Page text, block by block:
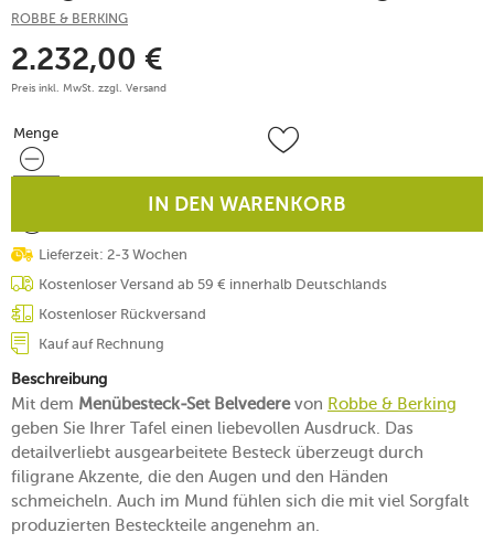
ROBBE & BERKING
2.232,00 €
Preis inkl. MwSt. zzgl. Versand
Menge
Menge
IN DEN WARENKORB
Lieferzeit: 2-3 Wochen
Kostenloser Versand ab 59 € innerhalb Deutschlands
Kostenloser Rückversand
Kauf auf Rechnung
Beschreibung
Mit dem Menübesteck-Set Belvederevon Robbe & Berking
geben Sie Ihrer Tafel einen liebevollen Ausdruck. Das
detailverliebt ausgearbeitete Besteck überzeugt durch
filigrane Akzente, die den Augen und den Händen
schmeicheln. Auch im Mund fühlen sich die mit viel Sorgfalt
produzierten Besteckteile angenehm an.